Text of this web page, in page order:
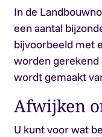
In de
een aantal
bijvoorbeeld met
worden
wordt gemaakt
Afwijken
U kunt voor wat